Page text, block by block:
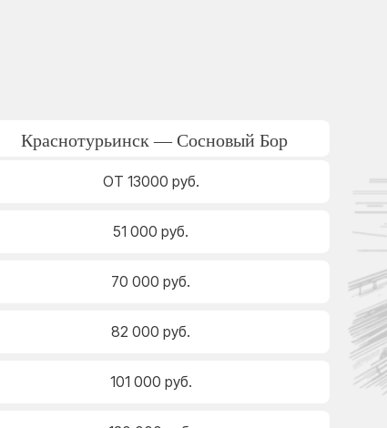
Краснотурьинск — Сосновый Бор
ОТ 13000 руб.
51 000 руб.
70 000 руб.
82 000 руб.
101 000 руб.